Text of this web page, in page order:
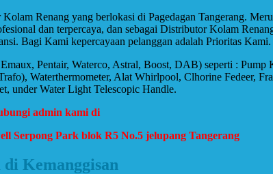
Renang yang berlokasi di Pagedagan Tangerang.
dan terpercaya, dan sebagai Distributor Kolam
Bagi Kami kepercayaan pelanggan adalah Prioritas Kami.
Pentair, Waterco, Astral, Boost, DAB) seperti : Pump
Waterthermometer, Alat Whirlpool, Clhorine Fedeer,
under Water Light Telescopic Handle.
admin kami di
Serpong Park blok R5 No.5 jelupang Tangerang
Kemanggisan